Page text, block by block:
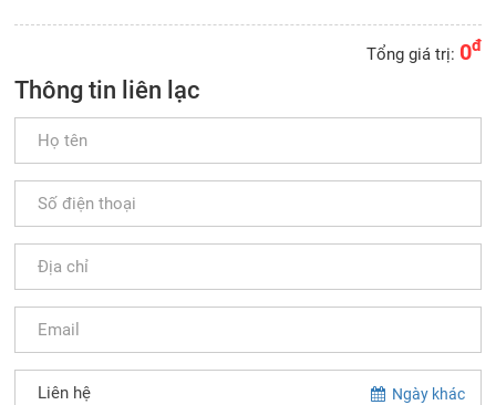
Tổng giá trị: 0đ
Thông tin liên lạc
Ngày khác